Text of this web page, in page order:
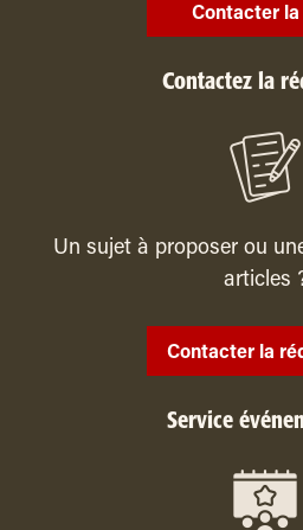
Contacter la
Contactez la
Un sujet à proposer ou
articles
Contacter la
Service